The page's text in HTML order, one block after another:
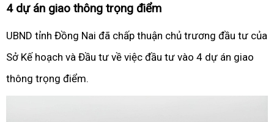
4 dự án giao thông trọng điểm
UBND tỉnh Đồng Nai đã chấp thuận chủ trương đầu tư của
Sở Kế hoạch và Đầu tư về việc đầu tư vào 4 dự án giao
thông trọng điểm.